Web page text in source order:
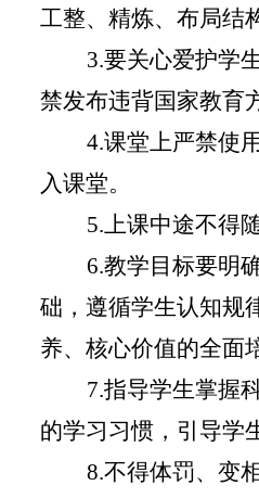
工整、精炼、布局结
3.要关心爱护学
禁发布违背国家教育
4.课堂上严禁使
入课堂。
5.上课中途不得
6.教学目标要明
础，遵循学生认知规
养、核心价值的全面
7.指导学生掌握
的学习习惯，引导学
8.不得体罚、变